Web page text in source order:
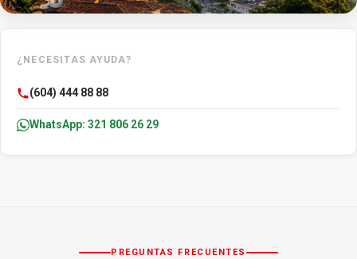
¿NECESITAS AYUDA?
(604) 444 88 88
WhatsApp: 321 806 26 29
PREGUNTAS FRECUENTES